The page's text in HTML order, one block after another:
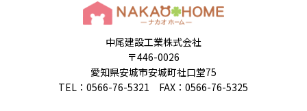
中尾建設工業株式会社
〒446-0026
愛知県安城市安城町社口堂75
TEL：0566-76-5321 FAX：0566-76-5325